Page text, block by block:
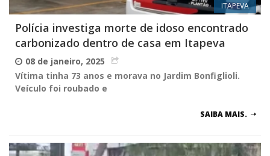
ITAPEVA
Polícia investiga morte de idoso encontrado
carbonizado dentro de casa em Itapeva
08 de janeiro, 2025
Vítima tinha 73 anos e morava no Jardim Bonfiglioli.
Veículo foi roubado e
SAIBA MAIS.